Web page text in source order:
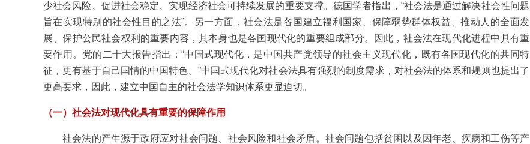
少社会风险、促进社会稳定、实现经济社会可持续发展的重要支撑。德国学者指出，“社会法是通过解决社会性问题
旨在实现特别的社会性目的之法”。另一方面，社会法是各国建立福利国家、保障弱势群体权益、推动人的全面发
展、保护公民社会权利的重要内容，其本身也是各国现代化的重要组成部分。因此，社会法在现代化进程中具有重
要作用。党的二十大报告指出：“中国式现代化，是中国共产党领导的社会主义现代化，既有各国现代化的共同特
征，更有基于自己国情的中国特色。”中国式现代化对社会法具有强烈的制度需求，对社会法的体系和规则也提出了
更高要求，因此，建立中国自主的社会法学知识体系更显迫切。
（一）社会法对现代化具有重要的保障作用
社会法的产生源于政府应对社会问题、社会风险和社会矛盾。社会问题包括贫困以及因年老、疾病和工伤等产